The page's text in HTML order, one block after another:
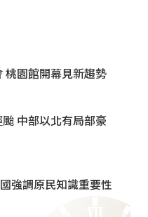
桃園館開幕見新趨勢
中部以北有局部豪
強調原民知識重要性